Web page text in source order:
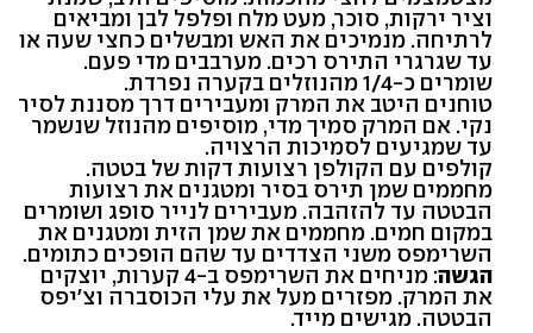
וציר ירקות, סוכר, מעט מלח ופלפל לבן ומביאים
לרתיחה. מנמיכים את האש ומבשלים כחצי שעה או
עד שגרגרי התירס רכים. מערבבים מדי פעם.
שומרים כ-1/4 מהנוזלים בקערה נפרדת.
טוחנים היטב את המרק ומעבירים דרך מסננת לסיר
נקי. אם המרק סמיך מדי, מוסיפים מהנוזל שנשמר
עד שמגיעים לסמיכות הרצויה.
קולפים עם הקולפן רצועות דקות של בטטה.
מחממים שמן תירס בסיר ומטגנים את רצועות
הבטטה עד להזהבה. מעבירים לנייר סופג ושומרים
במקום חמים. מחממים את שמן הזית ומטגנים את
השרימפס משני הצדדים עד שהם הופכים כתומים.
הגשה : מניחים את השרימפס ב-4 קערות, יוצקים
את המרק. מפזרים מעל את עלי הכוסברה וצ'יפס
הבטטה. מגישים מייד.